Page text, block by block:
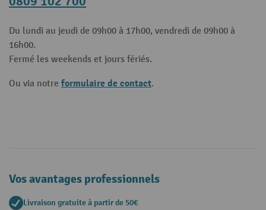
Du lundi au jeudi de 09h00 à 17h00, vendredi de 09h00 à
16h00.
Fermé les weekends et jours fériés.
Ou via notre formulaire de contact.
Vos avantages professionnels
Livraison gratuite à partir de 50€